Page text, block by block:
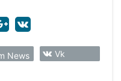
News Vk